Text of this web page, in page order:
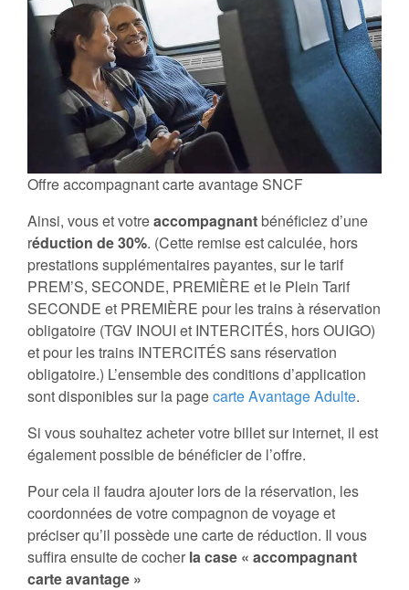
Offre accompagnant carte avantage SNCF
Ainsi, vous et votreaccompagnantbénéficiez d’une
réduction de 30%. (Cette remise est calculée, hors
prestations supplémentaires payantes, sur le tarif
PREM’S, SECONDE, PREMIÈRE et le Plein Tarif
SECONDE et PREMIÈRE pour les trains à réservation
obligatoire (TGV INOUI et INTERCITÉS, hors OUIGO)
et pour les trains INTERCITÉS sans réservation
obligatoire.) L’ensemble des conditions d’application
sont disponibles sur la pagecarte Avantage Adulte.
Si vous souhaitez acheter votre billet sur internet, il est
également possible de bénéficier de l’offre.
Pour cela il faudra ajouter lors de la réservation, les
coordonnées de votre compagnon de voyage et
préciser qu’il possède une carte de réduction. Il vous
suffira ensuite de cocher la case « accompagnant
carte avantage »